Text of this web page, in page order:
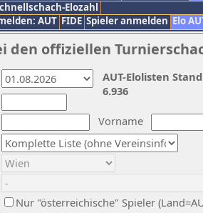
Elozahl
AUT FIDE Spieler anmelden Elo
den offiziellen
Vorname
Nur "österreichische" Spieler
AUT-Elolisten
6.936